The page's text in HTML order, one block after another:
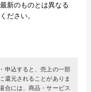
新のものとは異なる
ださい。
申込すると、売上の一部
還元されることがありま
合には、商品・サービス